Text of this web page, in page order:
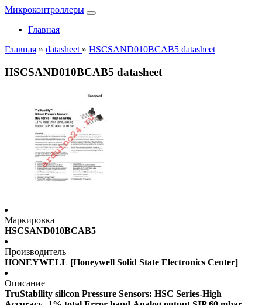
Микроконтроллеры
Главная
Главная » datasheet » HSCSAND010BCAB5 datasheet
HSCSAND010BCAB5 datasheet
Маркировка
HSCSAND010BCAB5
Производитель
HONEYWELL [Honeywell Solid State Electronics Center]
Описание
TruStability silicon Pressure Sensors: HSC Series-High